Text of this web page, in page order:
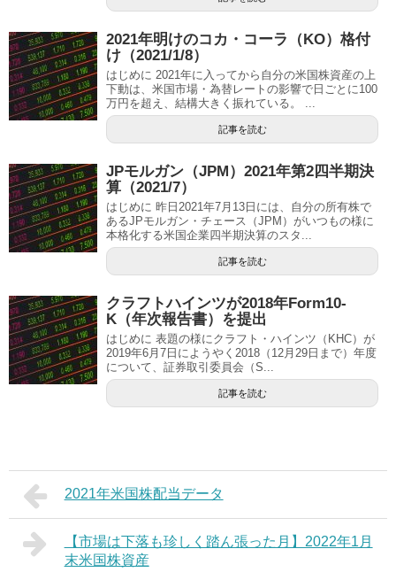
2021年明けのコカ・コーラ（KO）格付
け（2021/1/8）
はじめに 2021年に入ってから自分の米国株資産の上
下動は、米国市場・為替レートの影響で日ごとに100
万円を超え、結構大きく振れている。 ...
記事を読む
JPモルガン（JPM）2021年第2四半期決
算（2021/7）
はじめに 昨日2021年7月13日には、自分の所有株で
あるJPモルガン・チェース（JPM）がいつもの様に
本格化する米国企業四半期決算のスタ...
記事を読む
クラフトハインツが2018年Form10-
K（年次報告書）を提出
はじめに 表題の様にクラフト・ハインツ（KHC）が
2019年6月7日にようやく2018（12月29日まで）年度
について、証券取引委員会（S...
記事を読む
2021年米国株配当データ
【市場は下落も珍しく踏ん張った月】2022年1月
末米国株資産